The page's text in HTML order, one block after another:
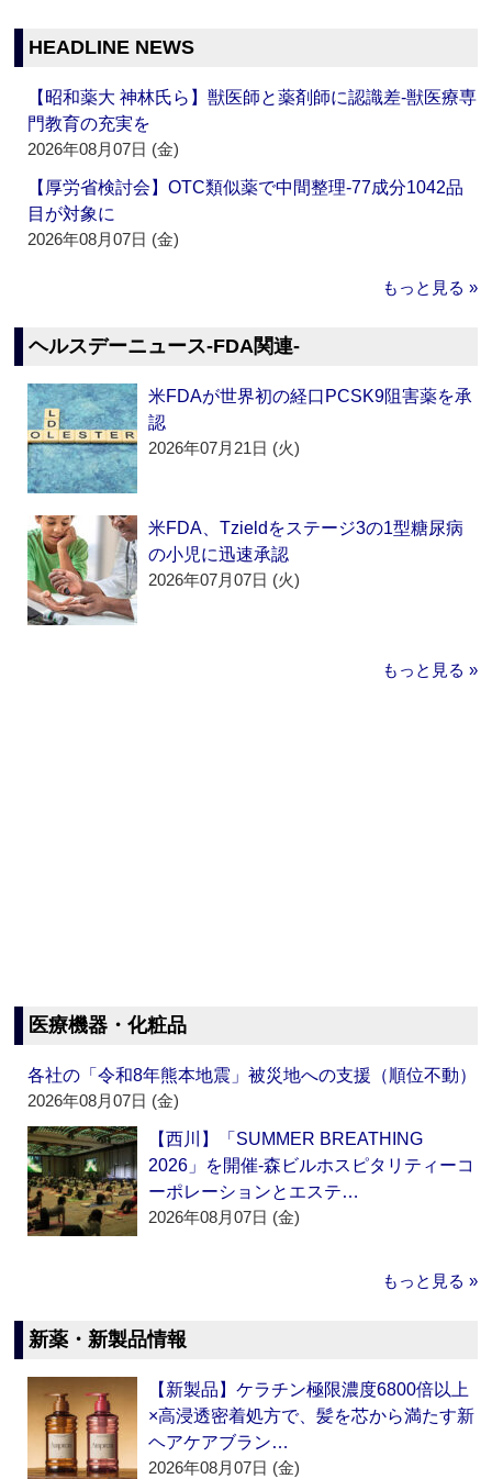
HEADLINE NEWS
【昭和薬大 神林氏ら】獣医師と薬剤師に認識差‐獣医療専
門教育の充実を
2026年08月07日 (金)
【厚労省検討会】OTC類似薬で中間整理‐77成分1042品
目が対象に
2026年08月07日 (金)
もっと見る »
ヘルスデーニュース‐FDA関連‐
米FDAが世界初の経口PCSK9阻害薬を承
認
2026年07月21日 (火)
米FDA、Tzieldをステージ3の1型糖尿病
の小児に迅速承認
2026年07月07日 (火)
もっと見る »
医療機器・化粧品
各社の「令和8年熊本地震」被災地への支援（順位不動）
2026年08月07日 (金)
【西川】「SUMMER BREATHING
2026」を開催‐森ビルホスピタリティーコ
ーポレーションとエステ…
2026年08月07日 (金)
もっと見る »
新薬・新製品情報
【新製品】ケラチン極限濃度6800倍以上
×高浸透密着処方で、髪を芯から満たす新
ヘアケアブラン…
2026年08月07日 (金)